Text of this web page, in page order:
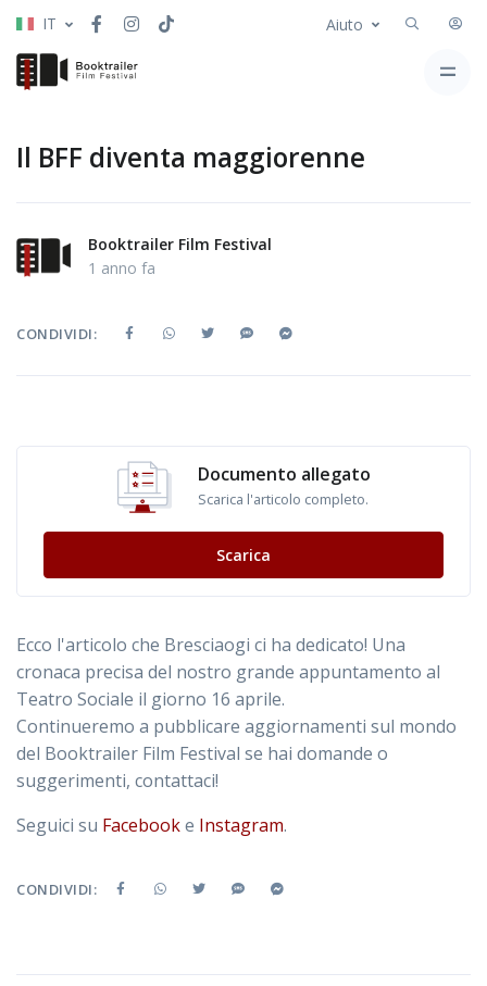
IT Aiuto
Il BFF diventa maggiorenne
Booktrailer Film Festival
1 anno fa
CONDIVIDI:
Documento allegato
Scarica l'articolo completo.
Scarica
Ecco l'articolo che Bresciaogi ci ha dedicato! Una
cronaca precisa del nostro grande appuntamento al
Teatro Sociale il giorno 16 aprile.
Continueremo a pubblicare aggiornamenti sul mondo
del Booktrailer Film Festival se hai domande o
suggerimenti, contattaci!
Seguici su Facebooke Instagram.
CONDIVIDI: